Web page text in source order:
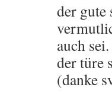
der gute
auch
der türe
(danke